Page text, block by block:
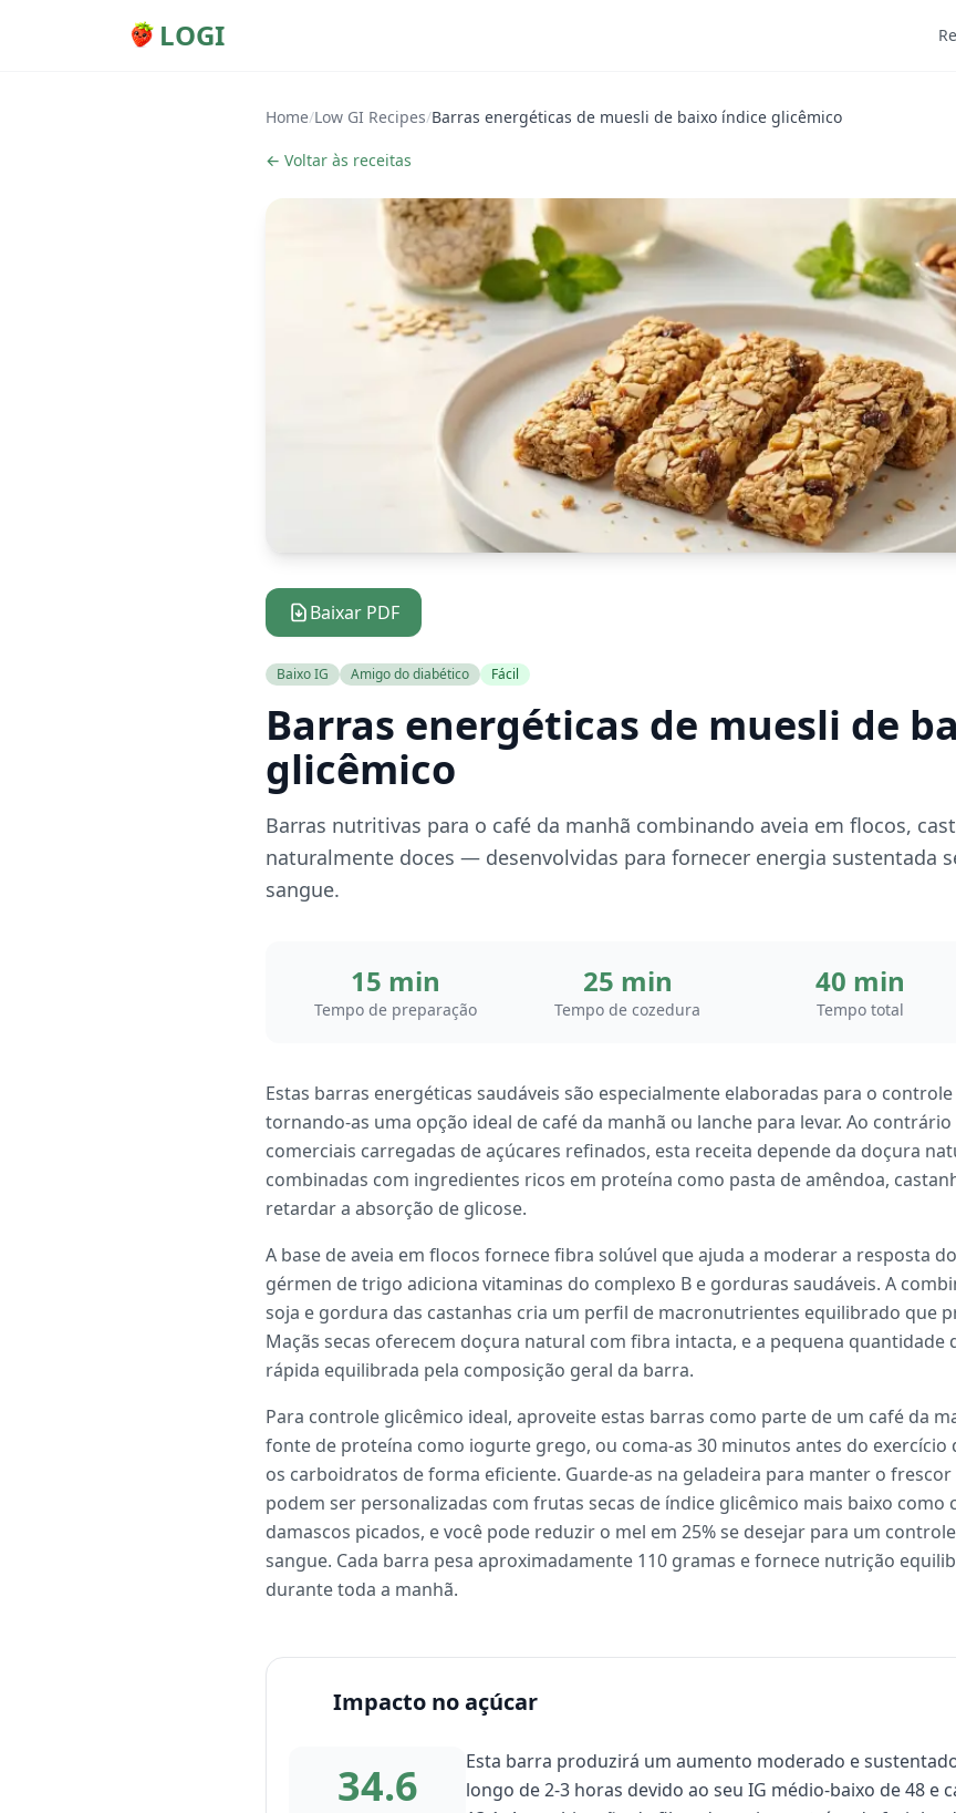
LOGI
Home/Low GI Recipes/Barras energéticas de muesli de baixo índice glicêmico
← Voltar às receitas
Baixar PDF
Baixo IG Amigo do diabético Fácil
Barras energéticas de muesli de
glicêmico
Barras nutritivas para o café da manhã combinando aveia em flocos,
naturalmente doces — desenvolvidas para fornecer energia sustentada
sangue.
15 min
Tempo de preparação
25 min
Tempo de cozedura
40 min
Tempo total
Estas barras energéticas saudáveis são especialmente elaboradas para o
tornando-as uma opção ideal de café da manhã ou lanche para levar. Ao
comerciais carregadas de açúcares refinados, esta receita depende da doçura
combinadas com ingredientes ricos em proteína como pasta de amêndoa,
retardar a absorção de glicose.
A base de aveia em flocos fornece fibra solúvel que ajuda a moderar a resposta
gérmen de trigo adiciona vitaminas do complexo B e gorduras saudáveis. A
soja e gordura das castanhas cria um perfil de macronutrientes equilibrado que
Maçãs secas oferecem doçura natural com fibra intacta, e a pequena quantidade
rápida equilibrada pela composição geral da barra.
Para controle glicêmico ideal, aproveite estas barras como parte de um café da
fonte de proteína como iogurte grego, ou coma-as 30 minutos antes do
os carboidratos de forma eficiente. Guarde-as na geladeira para manter o
podem ser personalizadas com frutas secas de índice glicêmico mais baixo como
damascos picados, e você pode reduzir o mel em 25% se desejar para um
sangue. Cada barra pesa aproximadamente 110 gramas e fornece nutrição
durante toda a manhã.
Impacto no açúcar
34.6
Esta barra produzirá um aumento moderado e
longo de 2-3 horas devido ao seu IG médio-baixo de 48 e